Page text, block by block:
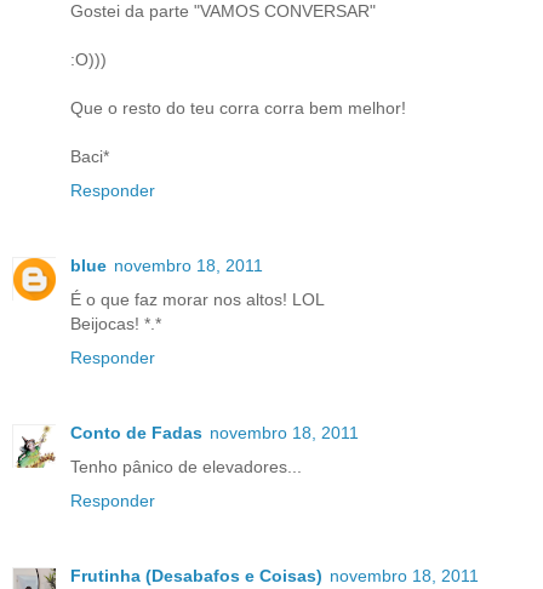
Gostei da parte "VAMOS CONVERSAR"
:O)))
Que o resto do teu corra corra bem melhor!
Baci*
Responder
blue novembro 18, 2011
É o que faz morar nos altos! LOL
Beijocas! *.*
Responder
Conto de Fadas novembro 18, 2011
Tenho pânico de elevadores...
Responder
Frutinha (Desabafos e Coisas) novembro 18, 2011